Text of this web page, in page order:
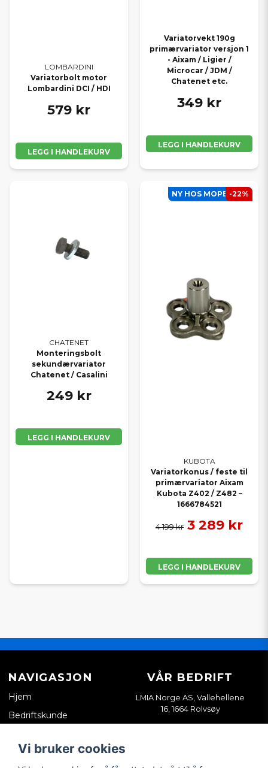
LOMBARDINI
Variatorbolt motor
Lombardini DCI / HDI
579 kr
LEGG I HANDLEKURV
Variatorvekt 190g
primærvariator versjon 1
- Aixam / Ligier /
Microcar / JDM /
Chatenet etc.
349 kr
LEGG I HANDLEKURV
CHATENET
Monteringsbolt
sekundærvariator
Chatenet / Casalini
249 kr
LEGG I HANDLEKURV
KUBOTA
Variatorkonus / feste til
primærvariator Aixam
Kubota Z402 / Z482 –
1666784521
4 199 kr 3 289 kr
LEGG I HANDLEKURV
NY HOS MOPEDBIL1
-22%
NAVIGASJON
Hjem
Bedriftskunde
Salgsvilkår
VÅR BEDRIFT
LMIA Norge AS, Vallehellene
16, 1664 Rolvsøy
Org. nr. 933898814
Vi bruker cookies